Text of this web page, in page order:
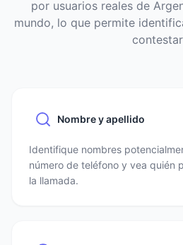
por usuarios reales de
mundo, lo que permite
Nombre y apellido
Identifique nombres
número de teléfono y vea quién
la llamada.